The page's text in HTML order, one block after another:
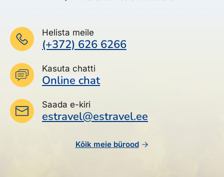
Helista meile
(+372) 626 6266
Kasuta chatti
Online chat
Saada e-kiri
estravel@estravel.ee
Kõik meie bürood